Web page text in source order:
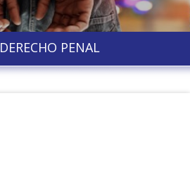
DERECHO PENAL